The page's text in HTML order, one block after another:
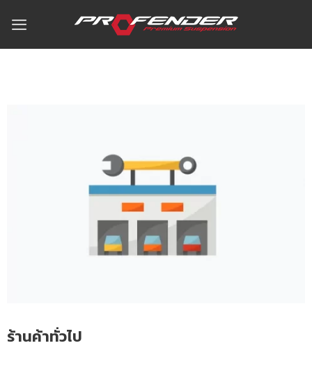
ร้านค้าทั่วไป